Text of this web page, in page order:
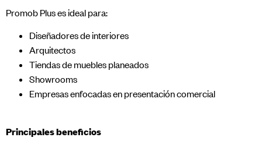
Promob Plus es ideal para:
Diseñadores de interiores
Arquitectos
Tiendas de muebles planeados
Showrooms
Empresas enfocadas en presentación comercial
Principales beneficios